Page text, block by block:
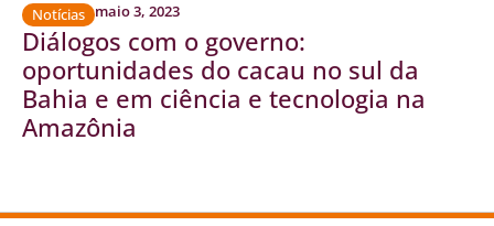
Notícias maio 3, 2023
Diálogos com o governo:
oportunidades do cacau no sul da
Bahia e em ciência e tecnologia na
Amazônia